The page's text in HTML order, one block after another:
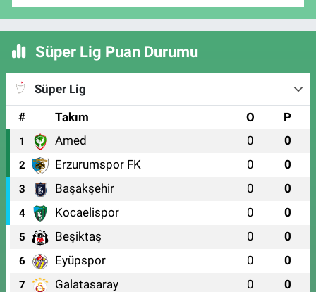
Süper Lig Puan Durumu
Süper Lig
#
Takım O P
1 Amed 0 0
2 Erzurumspor FK 0 0
3 Başakşehir 0 0
4 Kocaelispor 0 0
5 Beşiktaş 0 0
6 Eyüpspor 0 0
7 Galatasaray 0 0